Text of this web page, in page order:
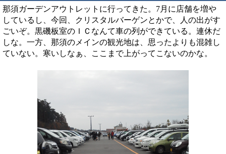
那須ガーデンアウトレットに行ってきた。7月に店舗を増や
しているし、今回、クリスタルバーゲンとかで、人の出がす
ごいぞ。黒磯板室のＩＣなんて車の列ができている。連休だ
しな。一方、那須のメインの観光地は、思ったよりも混雑し
ていない。寒いしなぁ、ここまで上がってこないのかな。